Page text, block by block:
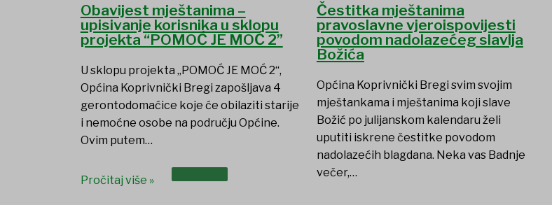
Obavijest mještanima –
upisivanje korisnika u sklopu
projekta “POMOĆ JE MOĆ 2”
U sklopu projekta „POMOĆ JE MOĆ 2“,
Općina Koprivnički Bregi zapošljava 4
gerontodomaćice koje će obilaziti starije
i nemoćne osobe na području Općine.
Ovim putem…
Pročitaj više »
Čestitka mještanima
pravoslavne vjeroispovijesti
povodom nadolazećeg slavlja
Božića
Općina Koprivnički Bregi svim svojim
mještankama i mještanima koji slave
Božić po julijanskom kalendaru želi
uputiti iskrene čestitke povodom
nadolazećih blagdana. Neka vas Badnje
večer,…